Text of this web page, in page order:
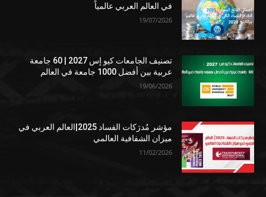
في العالم العربي عالمياً
19/07/2026
تصنيف الجامعات كيو إس 2027 | 60 جامعة
عربية بين أفضل 1000 جامعة في العالم
19/06/2026
مؤشر مُدرَكات الفساد 2025|العالم العربي في
ميزان الشفافية العالمي
11/02/2026